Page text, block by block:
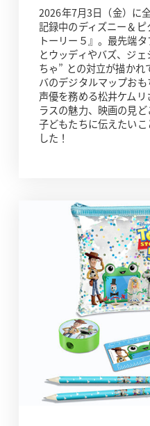
2026年7月3日（金）に
記録中のディズニー＆
トーリー５』。最先端
とウッディやバズ、ジ
ちゃ” との対立が描かれ
バのデジタルマップお
声優を務める松井ケム
ラスの魅力、映画の見
子どもたちに伝えたい
した！